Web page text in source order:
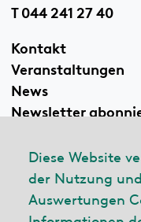
Diese Website
der Nutzung
Auswertungen
T 044 241 27 40
Kontakt
Veranstaltungen
News
Newsletter
Linkedin